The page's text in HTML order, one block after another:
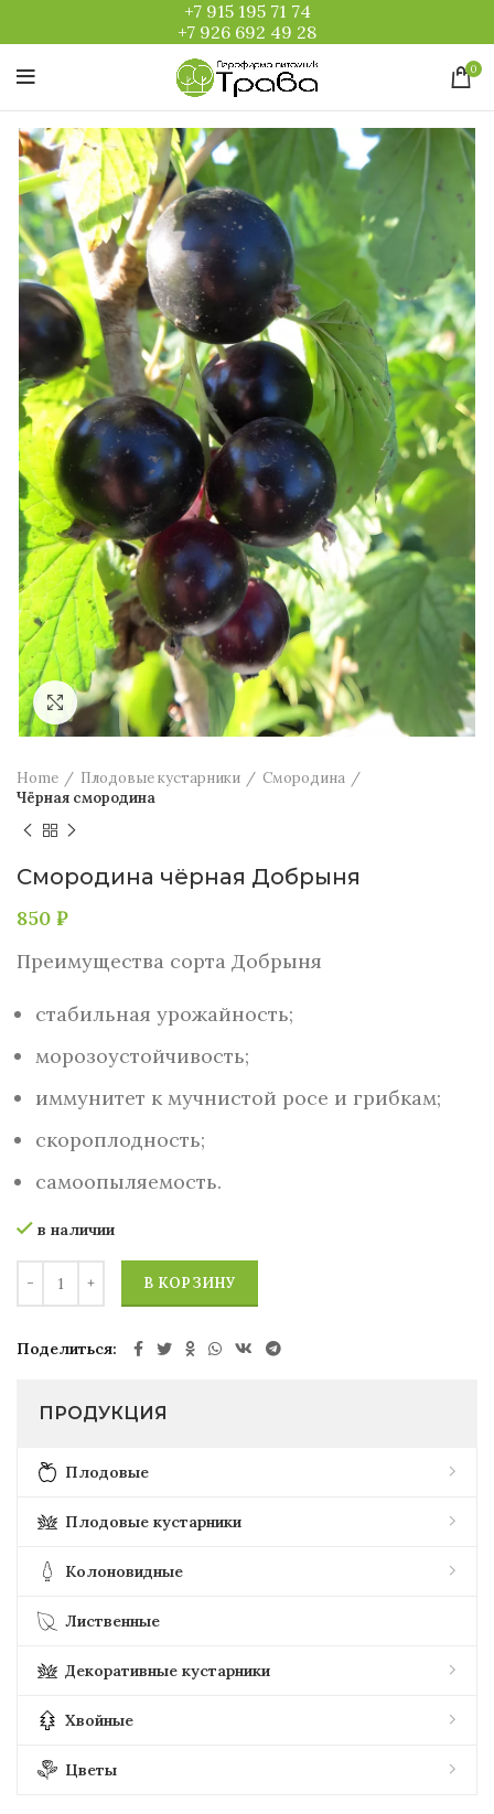
+7 915 195 71 74
+7 926 692 49 28
0
Увеличить
Home Плодовые кустарники
Смородина
Чёрная смородина
Смородина чёрная Добрыня
850 ₽
Преимущества сорта Добрыня
стабильная урожайность;
морозоустойчивость;
иммунитет к мучнистой росе и грибкам;
скороплодность;
самоопыляемость.
в наличии
В КОРЗИНУ
Поделиться
ПРОДУКЦИЯ
Плодовые
Плодовые кустарники
Колоновидные
Лиственные
Декоративные кустарники
Хвойные
Цветы